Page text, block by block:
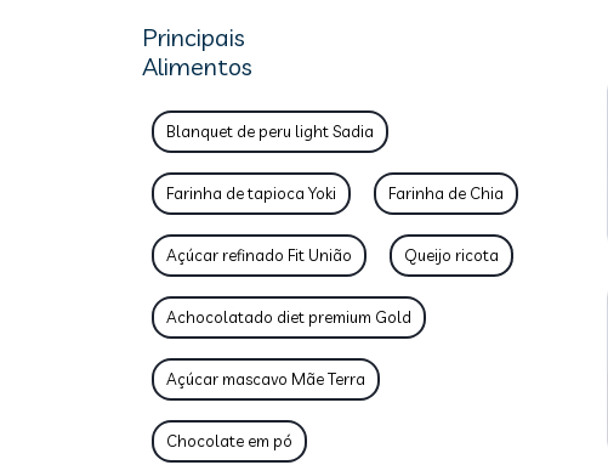
Principais
Alimentos
Blanquet de peru light Sadia
Farinha de tapioca Yoki Farinha de Chia
Açúcar refinado Fit União Queijo ricota
Achocolatado diet premium Gold
Açúcar mascavo Mãe Terra
Chocolate em pó